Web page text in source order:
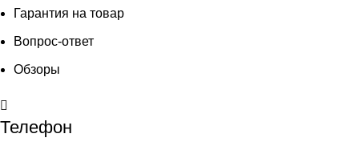
Гарантия на товар
Вопрос-ответ
Обзоры
Телефон